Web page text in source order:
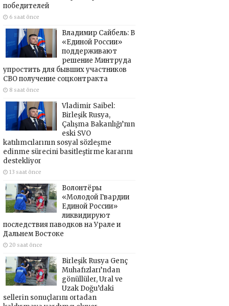
победителей
6 saat önce
Владимир Сайбель: В
«Единой России»
поддерживают
решение Минтруда
упростить для бывших участников
СВО получение соцконтракта
8 saat önce
Vladimir Saibel:
Birleşik Rusya,
Çalışma Bakanlığı’nın
eski SVO
katılımcılarının sosyal sözleşme
edinme sürecini basitleştirme kararını
destekliyor
13 saat önce
Волонтёры
«Молодой Гвардии
Единой России»
ликвидируют
последствия паводков на Урале и
Дальнем Востоке
20 saat önce
Birleşik Rusya Genç
Muhafızları’ndan
gönüllüler, Ural ve
Uzak Doğu’daki
sellerin sonuçlarını ortadan